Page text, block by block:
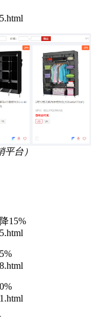
台）
15%